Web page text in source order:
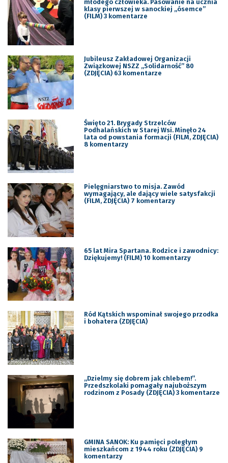
młodego człowieka. Pasowanie na ucznia
klasy pierwszej w sanockiej „ósemce”
(FILM) 3 komentarze
Jubileusz Zakładowej Organizacji
Związkowej NSZZ „Solidarność” 80
(ZDJĘCIA) 63 komentarze
Święto 21. Brygady Strzelców
Podhalańskich w Starej Wsi. Minęło 24
lata od powstania formacji (FILM, ZDJĘCIA)
8 komentarzy
Pielęgniarstwo to misja. Zawód
wymagający, ale dający wiele satysfakcji
(FILM, ZDJĘCIA) 7 komentarzy
65 lat Mira Spartana. Rodzice i zawodnicy:
Dziękujemy! (FILM) 10 komentarzy
Ród Kątskich wspominał swojego przodka
i bohatera (ZDJĘCIA)
„Dzielmy się dobrem jak chlebem!”.
Przedszkolaki pomagały najuboższym
rodzinom z Posady (ZDJĘCIA) 3 komentarze
GMINA SANOK: Ku pamięci poległym
mieszkańcom z 1944 roku (ZDJĘCIA) 9
komentarzy